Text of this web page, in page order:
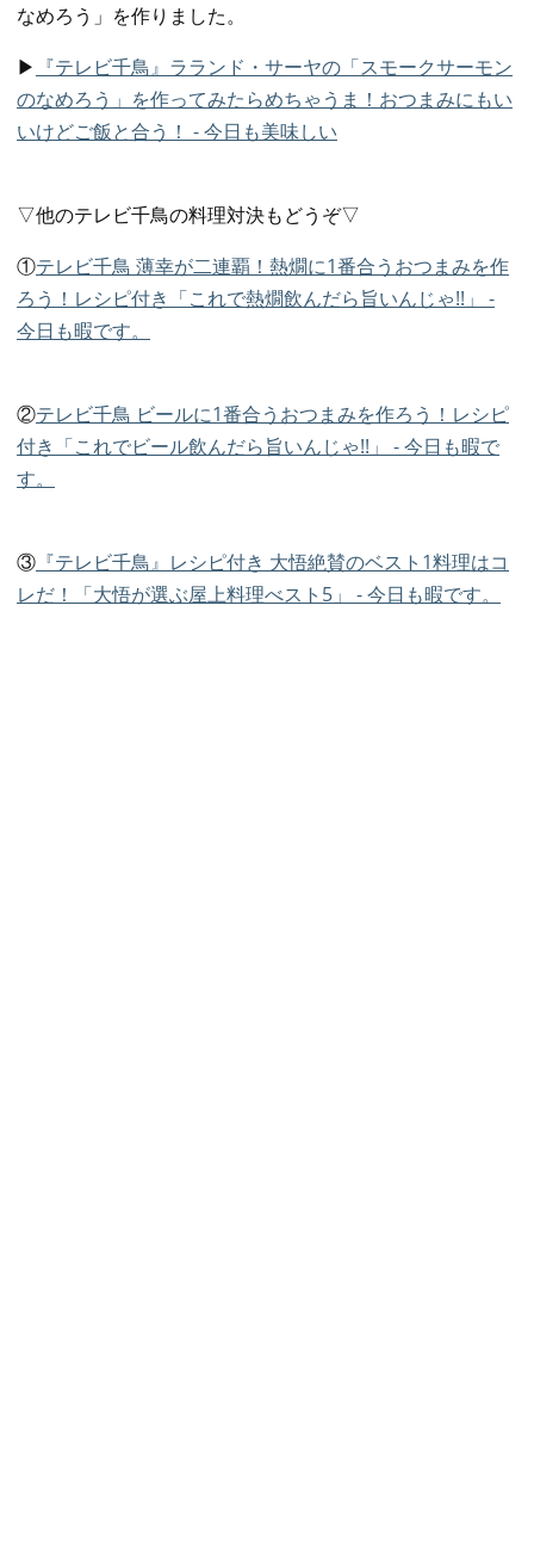
なめろう」を作りました。
▶ 『テレビ千鳥』ラランド・サーヤの「スモークサーモン
のなめろう」を作ってみたらめちゃうま！おつまみにもい
いけどご飯と合う！ - 今日も美味しい
▽他のテレビ千鳥の料理対決もどうぞ▽
①テレビ千鳥 薄幸が二連覇！熱燗に1番合うおつまみを作
ろう！レシピ付き「これで熱燗飲んだら旨いんじゃ!!」 -
今日も暇です。
②テレビ千鳥 ビールに1番合うおつまみを作ろう！レシピ
付き「これでビール飲んだら旨いんじゃ!!」 - 今日も暇で
す。
③ 『テレビ千鳥』レシピ付き 大悟絶賛のベスト1料理はコ
レだ！「大悟が選ぶ屋上料理べスト5」 - 今日も暇です。